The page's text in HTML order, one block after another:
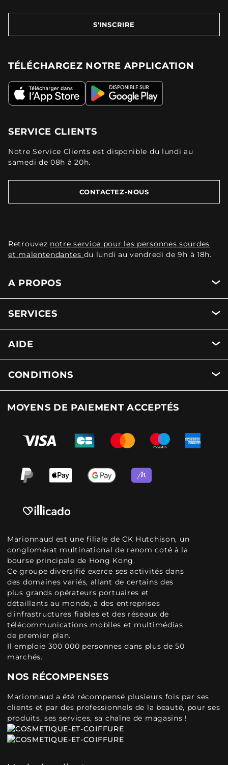
S'INSCRIRE
TÉLÉCHARGEZ NOTRE APPLICATION
SERVICE CLIENTS
Notre Service Clients est disponible du lundi au
samedi de 08h à 20h.
CONTACTEZ-NOUS
Retrouvez notre service pour les personnes sourdes
et malentendantes du lundi au vendredi de 9h à 18h.
A PROPOS
SERVICES
AIDE
CONDITIONS
MOYENS DE PAIEMENT ACCEPTÉS
Marionnaud est une filiale de CK Hutchison, un
conglomérat multinational de renom coté à la
bourse principale de Hong Kong.
Ce groupe diversifié exerce ses activités dans
des domaines variés, allant de certains des
plus grands opérateurs portuaires et
détaillants au monde, à des entreprises
d'infrastructures fiables et des réseaux de
télécommunications mobiles et multimédias
de premier plan.
Il emploie 300 000 personnes dans plus de 50
marchés.
NOS RÉCOMPENSES
Marionnaud a été récompensé plusieurs fois par ses
clients et par des professionnels de la beauté, pour ses
produits, ses services, sa chaîne de magasins !